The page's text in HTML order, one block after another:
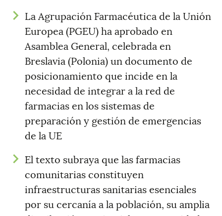
La Agrupación Farmacéutica de la Unión
Europea (PGEU) ha aprobado en
Asamblea General, celebrada en
Breslavia (Polonia) un documento de
posicionamiento que incide en la
necesidad de integrar a la red de
farmacias en los sistemas de
preparación y gestión de emergencias
de la UE
El texto subraya que las farmacias
comunitarias constituyen
infraestructuras sanitarias esenciales
por su cercanía a la población, su amplia